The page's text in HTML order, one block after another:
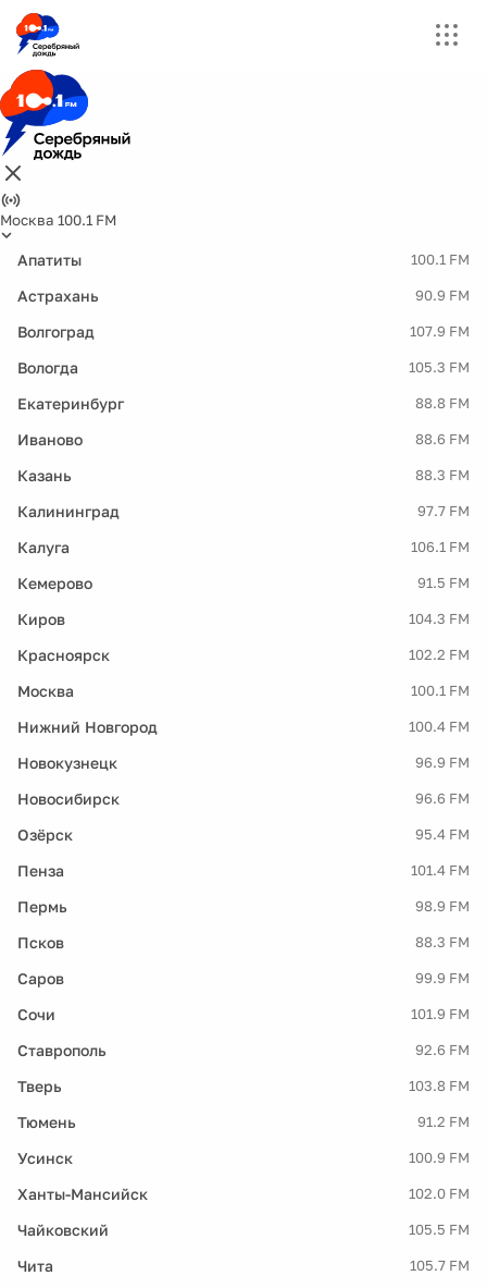
Москва 100.1 FM
Апатиты 100.1 FM
Астрахань 90.9 FM
Волгоград 107.9 FM
Вологда 105.3 FM
Екатеринбург 88.8 FM
Иваново 88.6 FM
Казань 88.3 FM
Калининград 97.7 FM
Калуга 106.1 FM
Кемерово 91.5 FM
Киров 104.3 FM
Красноярск 102.2 FM
Москва 100.1 FM
Нижний Новгород 100.4 FM
Новокузнецк 96.9 FM
Новосибирск 96.6 FM
Озёрск 95.4 FM
Пенза 101.4 FM
Пермь 98.9 FM
Псков 88.3 FM
Саров 99.9 FM
Сочи 101.9 FM
Ставрополь 92.6 FM
Тверь 103.8 FM
Тюмень 91.2 FM
Усинск 100.9 FM
Ханты-Мансийск 102.0 FM
Чайковский 105.5 FM
Чита 105.7 FM